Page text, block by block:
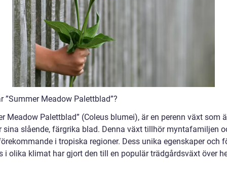
”Summer Meadow Palettblad”?
Meadow Palettblad” (Coleus blumei), är en perenn växt som
sina slående, färgrika blad. Denna växt tillhör myntafamiljen
i tropiska regioner. Dess unika egenskaper och
i olika klimat har gjort den till en populär trädgårdsväxt över